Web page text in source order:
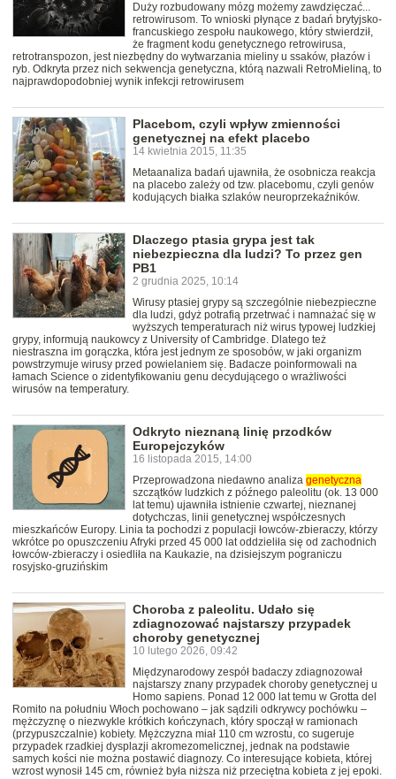
Duży rozbudowany mózg możemy zawdzięczać...
retrowirusom. To wnioski płynące z badań brytyjsko-
francuskiego zespołu naukowego, który stwierdził,
że fragment kodu genetycznego retrowirusa,
retrotranspozon, jest niezbędny do wytwarzania mieliny u ssaków, płazów i
ryb. Odkryta przez nich sekwencja genetyczna, którą nazwali RetroMieliną, to
najprawdopodobniej wynik infekcji retrowirusem
Placebom, czyli wpływ zmienności
genetycznej na efekt placebo
14 kwietnia 2015, 11:35
Metaanaliza badań ujawniła, że osobnicza reakcja
na placebo zależy od tzw. placebomu, czyli genów
kodujących białka szlaków neuroprzekaźników.
Dlaczego ptasia grypa jest tak
niebezpieczna dla ludzi? To przez gen
PB1
2 grudnia 2025, 10:14
Wirusy ptasiej grypy są szczególnie niebezpieczne
dla ludzi, gdyż potrafią przetrwać i namnażać się w
wyższych temperaturach niż wirus typowej ludzkiej
grypy, informują naukowcy z University of Cambridge. Dlatego też
niestraszna im gorączka, która jest jednym ze sposobów, w jaki organizm
powstrzymuje wirusy przed powielaniem się. Badacze poinformowali na
łamach Science o zidentyfikowaniu genu decydującego o wrażliwości
wirusów na temperatury.
Odkryto nieznaną linię przodków
Europejczyków
16 listopada 2015, 14:00
Przeprowadzona niedawno analiza genetyczna
szczątków ludzkich z późnego paleolitu (ok. 13 000
lat temu) ujawniła istnienie czwartej, nieznanej
dotychczas, linii genetycznej współczesnych
mieszkańców Europy. Linia ta pochodzi z populacji łowców-zbieraczy, którzy
wkrótce po opuszczeniu Afryki przed 45 000 lat oddzieliła się od zachodnich
łowców-zbieraczy i osiedliła na Kaukazie, na dzisiejszym pograniczu
rosyjsko-gruzińskim
Choroba z paleolitu. Udało się
zdiagnozować najstarszy przypadek
choroby genetycznej
10 lutego 2026, 09:42
Międzynarodowy zespół badaczy zdiagnozował
najstarszy znany przypadek choroby genetycznej u
Homo sapiens. Ponad 12 000 lat temu w Grotta del
Romito na południu Włoch pochowano – jak sądzili odkrywcy pochówku –
mężczyznę o niezwykle krótkich kończynach, który spoczął w ramionach
(przypuszczalnie) kobiety. Mężczyzna miał 110 cm wzrostu, co sugeruje
przypadek rzadkiej dysplazji akromezomelicznej, jednak na podstawie
samych kości nie można postawić diagnozy. Co interesujące kobieta, której
wzrost wynosił 145 cm, również była niższa niż przeciętna kobieta z jej epoki.